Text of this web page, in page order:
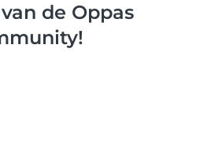
de Oppas